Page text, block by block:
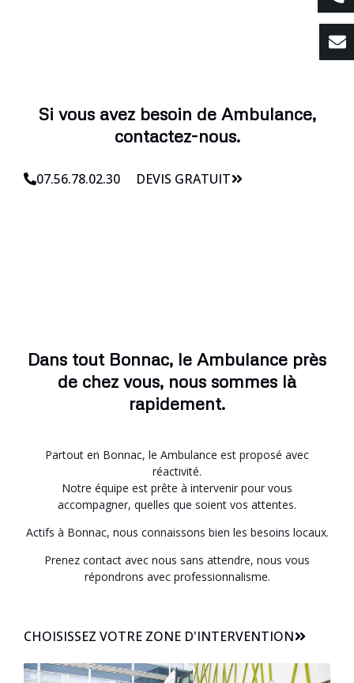
Si vous avez besoin de Ambulance,
contactez-nous.
07.56.78.02.30 DEVIS GRATUIT
Dans tout Bonnac, le Ambulance près
de chez vous, nous sommes là
rapidement.
Partout en Bonnac, le Ambulance est proposé avec
réactivité.
Notre équipe est prête à intervenir pour vous
accompagner, quelles que soient vos attentes.
Actifs à Bonnac, nous connaissons bien les besoins locaux.
Prenez contact avec nous sans attendre, nous vous
répondrons avec professionnalisme.
CHOISISSEZ VOTRE ZONE D'INTERVENTION